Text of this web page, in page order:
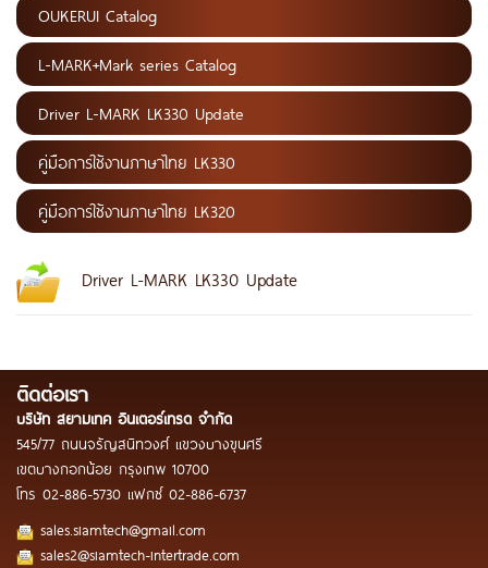
OUKERUI Catalog
L-MARK+Mark series Catalog
Driver L-MARK LK330 Update
คู่มือการใช้งานภาษาไทย LK330
คู่มือการใช้งานภาษาไทย LK320
Driver L-MARK LK330 Update
ติดต่อเรา
บริษัท สยามเทค อินเตอร์เทรด จำกัด
545/77 ถนนจรัญสนิทวงศ์ แขวงบางขุนศรี
เขตบางกอกน้อย กรุงเทพ 10700
โทร 02-886-5730 แฟกซ์ 02-886-6737
sales.siamtech@gmail.com
sales2@siamtech-intertrade.com